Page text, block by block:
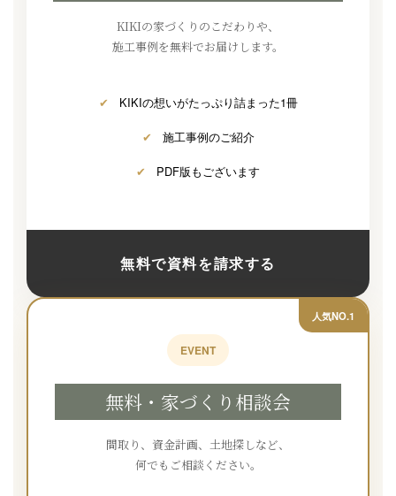
KIKIの家づくりのこだわりや、
施工事例を無料でお届けします。
✔ KIKIの想いがたっぷり詰まった1冊
✔ 施工事例のご紹介
✔ PDF版もございます
無料で資料を請求する
人気NO.1
EVENT
無料・家づくり相談会
間取り、資金計画、土地探しなど、
何でもご相談ください。